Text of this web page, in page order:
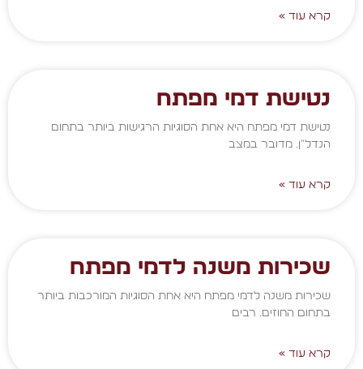
קרא עוד »
נטישת דמי מפתח
נטישת דמי מפתח היא אחת הסוגיות הרגישות ביותר בתחום
הנדל"ן. מדובר במצב
קרא עוד »
שכירות משנה לדמי מפתח
שכירות משנה לדמי מפתח היא אחת הסוגיות המורכבות ביותר
בתחום החוזים. רבים
קרא עוד »